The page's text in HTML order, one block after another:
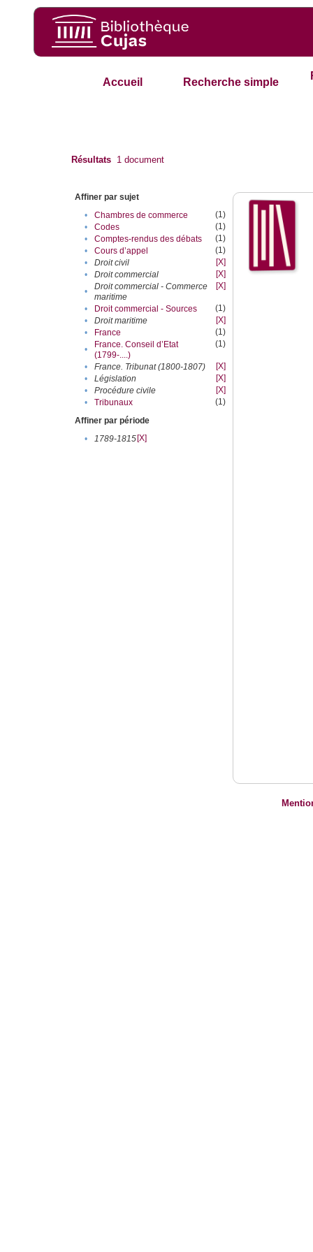
Accueil Recherche simple
Résultats 1 document
Affiner par sujet
•
Chambres de commerce
(1)
•
Codes
(1)
•
Comptes-rendus des débats
(1)
•
Cours d’appel
(1)
•
Droit civil
[X]
•
Droit commercial
[X]
•
Droit commercial - Commerce
maritime
[X]
• Droit commercial - Sources
(1)
•
Droit maritime
[X]
•
France
(1)
•
France. Conseil d’Etat
(1799-....)
(1)
• France. Tribunat (1800-1807)
[X]
•
Législation
[X]
•
Procédure civile
[X]
•
Tribunaux
(1)
Affiner par période
•
1789-1815[X]